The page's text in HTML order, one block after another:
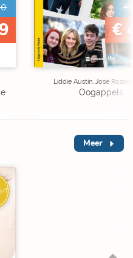
€
€
Liddie Austin, José
Oogappels
Meer